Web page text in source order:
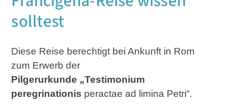
solltest
Diese Reise berechtigt bei Ankunft in Rom
zum Erwerb der
Pilgerurkunde „Testimonium
peregrinationis peractae ad limina Petri“.